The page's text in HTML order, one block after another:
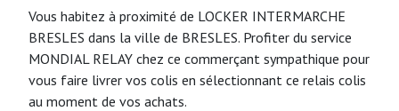
Vous habitez à proximité de LOCKER INTERMARCHE
BRESLES dans la ville de BRESLES. Profiter du service
MONDIAL RELAY chez ce commerçant sympathique pour
vous faire livrer vos colis en sélectionnant ce relais colis
au moment de vos achats.